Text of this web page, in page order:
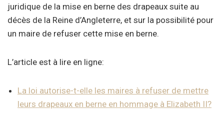
juridique de la mise en berne des drapeaux suite au
décès de la Reine d’Angleterre, et sur la possibilité pour
un maire de refuser cette mise en berne.
L’article est à lire en ligne:
La loi autorise-t-elle les maires à refuser de mettre
leurs drapeaux en berne en hommage à Elizabeth II?